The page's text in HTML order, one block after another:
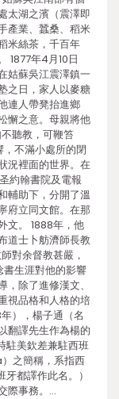
太湖之濱（震澤即
產業、蠶桑、稻米
米絲茶，千百年
1877年4月10日
姑蘇吳江震澤鎮一
之日，家人以麥糖
連人帶凳抬進鄉
懈之意。母親將他
聽教，可鞭笞
不滿小處所的閉
況裡面的世界。在
約翰書院及電報
輔助下，分開了溫
府立同文館。在那
文。 1888年，他
道士卜舫濟師長教
對余督教甚嚴，
書生涯對他的影響
除了進修漢文、
視品格和人格的培
），楊子通（名
翻譯先生作為楊的
駐美欽差兼駐西班
之簡稱，系指西
都譯作此名。）
際事務。…